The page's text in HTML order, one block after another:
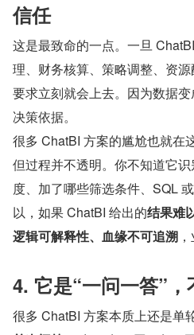
信任
这是最致命的一点。一旦
理、财务核算、策略调整、资
要求立刻就会上去。因为数据变
决策依据。
很多 ChatBI 方案的尴尬也就
但过程并不透明。你不知道它
度、加了哪些筛选条件、SQL
以，如果 ChatBI 给出的结果难
逻辑可解释性、血缘不可追溯
4. 它是“一问一答”
很多 ChatBI 方案本质上还是单